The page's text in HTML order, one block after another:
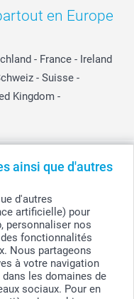
ainsi que d'autres
d'autres
artificielle) pour
personnaliser nos
fonctionnalités
Nous partageons
à votre navigation
les domaines de
sociaux. Pour en
en Europe
- France - Ireland
- Suisse -
Kingdom -
Wetteren, Belgique
5569 - BIC: GEBABEBB
et hors frais de port.